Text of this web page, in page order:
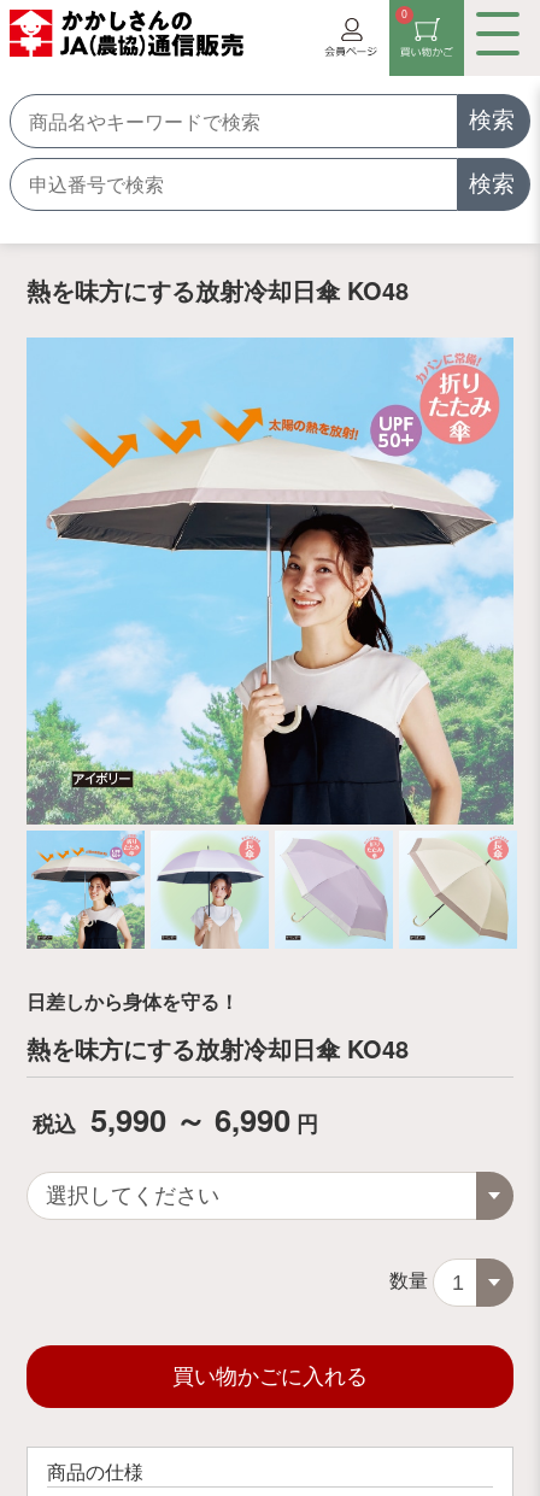
検索
検索
0
熱を味方にする放射冷却日傘 KO48
日差しから身体を守る！
熱を味方にする放射冷却日傘 KO48
税込 5,990 ～ 6,990 円
数量
買い物かごに入れる
商品の仕様